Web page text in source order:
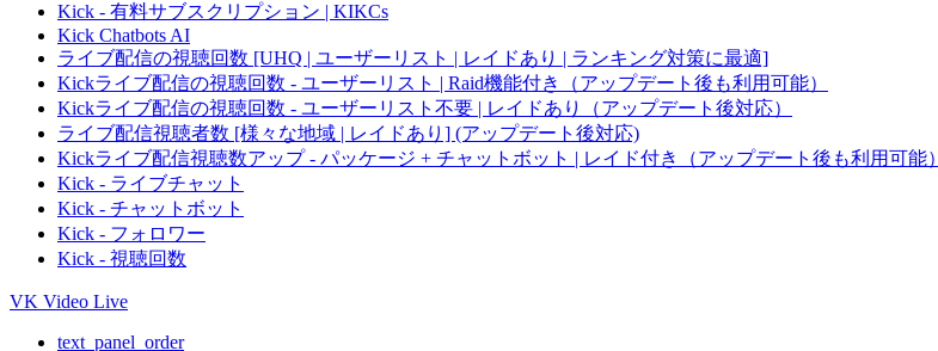
Kick - 有料サブスクリプション | KIKCs
Kick Chatbots AI
ライブ配信の視聴回数 [UHQ | ユーザーリスト | レイドあり | ランキング対策に最適]
Kickライブ配信の視聴回数 - ユーザーリスト | Raid機能付き（アップデート後も利用可能）
Kickライブ配信の視聴回数 - ユーザーリスト不要 | レイドあり（アップデート後対応）
ライブ配信視聴者数 [様々な地域 | レイドあり] (アップデート後対応)
Kickライブ配信視聴数アップ - パッケージ + チャットボット | レイド付き（アップデート後も利用可能）
Kick - ライブチャット
Kick - チャットボット
Kick - フォロワー
Kick - 視聴回数
VK Video Live
text_panel_order